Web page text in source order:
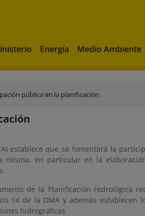
Energía Medio Ambiente
pública en la planificación
establece que se fomentará la
en particular en la
de la Planificación Hidrológica
14 de la DMA y además establecen
hidrográficas.